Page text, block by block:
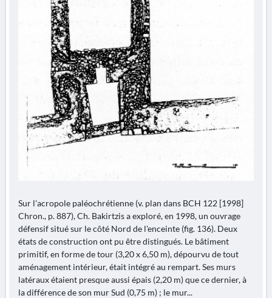
Sur l'acropole paléochrétienne (v. plan dans BCH 122 [1998]
Chron., p. 887), Ch. Bakirtzis a exploré, en 1998, un ouvrage
défensif situé sur le côté Nord de l'enceinte (fig. 136). Deux
états de construction ont pu être distingués. Le bâtiment
primitif, en forme de tour (3,20 x 6,50 m), dépourvu de tout
aménagement intérieur, était intégré au rempart. Ses murs
latéraux étaient presque aussi épais (2,20 m) que ce dernier, à
la différence de son mur Sud (0,75 m) ; le mur...